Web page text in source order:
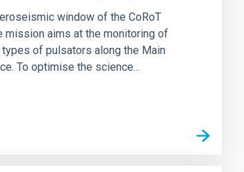
window of the CoRoT
mission aims at the monitoring of
of pulsators along the Main
To optimise the science...